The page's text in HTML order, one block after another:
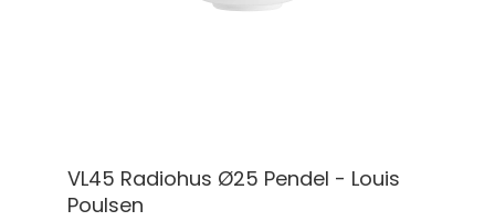
VL45 Radiohus Ø25 Pendel - Louis
Poulsen